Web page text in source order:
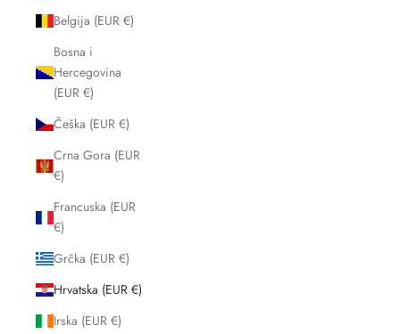
Belgija (EUR €)
Bosna i
Hercegovina
(EUR €)
Češka (EUR €)
Crna Gora (EUR
€)
Francuska (EUR
€)
Grčka (EUR €)
Hrvatska (EUR €)
Irska (EUR €)